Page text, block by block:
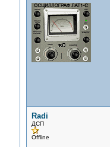
Radi
ДСП
Offline